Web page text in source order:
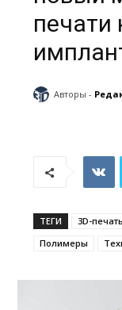
печати
Авторы -
ТЕГИ 3D-печать
Полимеры